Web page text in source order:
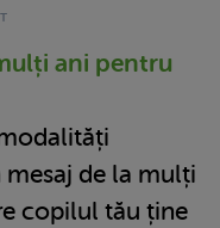
ani pentru
de la mulți
copilul tău ține